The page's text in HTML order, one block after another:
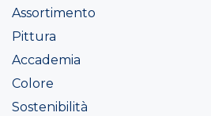
Assortimento
Pittura
Accademia
Colore
Sostenibilità